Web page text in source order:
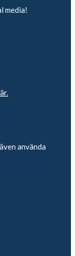
media!
använda